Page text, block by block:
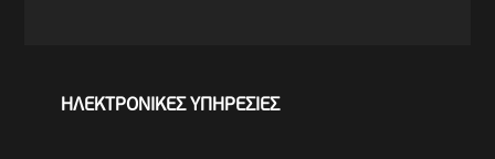
ΗΛΕΚΤΡΟΝΙΚΕΣ ΥΠΗΡΕΣΙΕΣ